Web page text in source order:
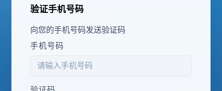
验证手机号码
向您的手机号码发送验证码
手机号码